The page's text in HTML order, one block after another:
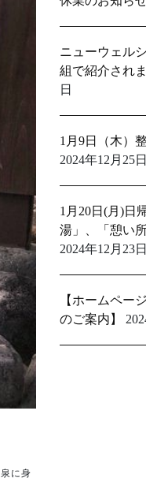
に身
ニューウェル
組で紹介され
日
1月9日（木）
2024年12月25日
1月20日(月)日
湯」、「憩い
2024年12月23日
【ホームペー
のご案内】